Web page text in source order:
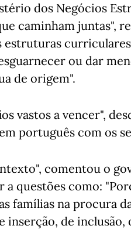
dos Negócios
caminham juntas",
ou dar
de origem".
vastos a vencer",
português com os
comentou o
questões como:
famílias na procura
inserção, de inclusão,